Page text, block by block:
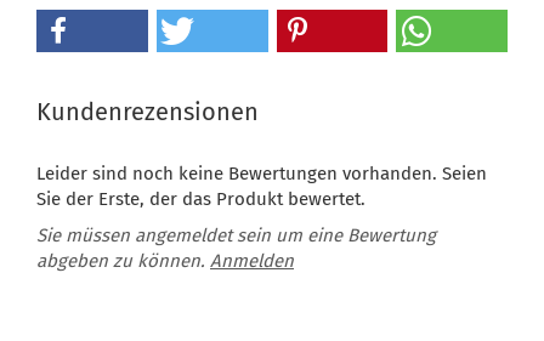
Kundenrezensionen
Leider sind noch keine Bewertungen vorhanden. Seien
Sie der Erste, der das Produkt bewertet.
Sie müssen angemeldet sein um eine Bewertung
abgeben zu können. Anmelden